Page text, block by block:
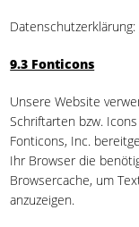
Datenschutzerklärung:
9.3 Fonticons
Unsere Website
Schriftarten bzw.
Fonticons, Inc.
Ihr Browser die
Browsercache, um
anzuzeigen.